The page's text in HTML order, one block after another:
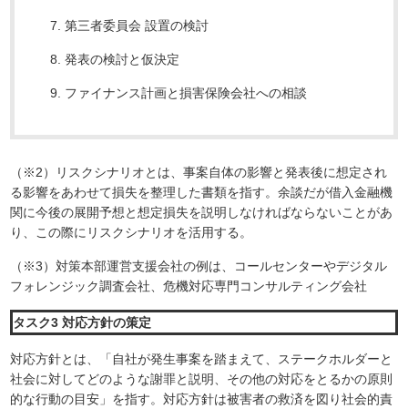
第三者委員会 設置の検討
発表の検討と仮決定
ファイナンス計画と損害保険会社への相談
（※2）リスクシナリオとは、事案自体の影響と発表後に想定され
る影響をあわせて損失を整理した書類を指す。余談だが借入金融機
関に今後の展開予想と想定損失を説明しなければならないことがあ
り、この際にリスクシナリオを活用する。
（※3）対策本部運営支援会社の例は、コールセンターやデジタル
フォレンジック調査会社、危機対応専門コンサルティング会社
タスク3 対応方針の策定
対応方針とは、「自社が発生事案を踏まえて、ステークホルダーと
社会に対してどのような謝罪と説明、その他の対応をとるかの原則
的な行動の目安」を指す。対応方針は被害者の救済を図り社会的責